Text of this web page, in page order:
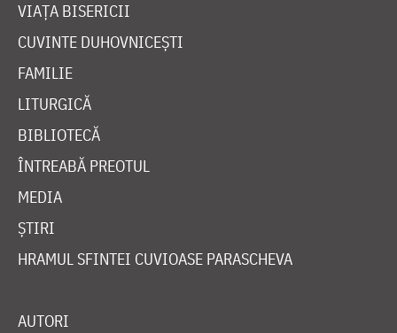
VIAȚA BISERICII
CUVINTE DUHOVNICEȘTI
FAMILIE
LITURGICĂ
BIBLIOTECĂ
ÎNTREABĂ PREOTUL
MEDIA
ȘTIRI
HRAMUL SFINTEI CUVIOASE PARASCHEVA
AUTORI